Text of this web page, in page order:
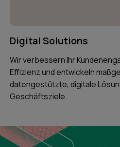
Digital Solutions
Wir verbessern Ihr
Effizienz und entwickeln
datengestützte, digitale
Geschäftsziele.